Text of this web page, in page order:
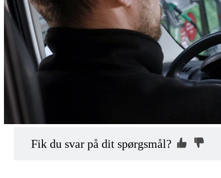
Fik du svar på dit spørgsmål?
Hvorfor ikke?
Kontakt os, så
vi kan hjælpe dig